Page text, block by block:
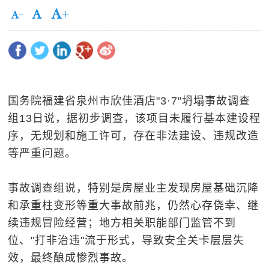
国务院福建省泉州市欣佳酒店"3·7"坍塌事故调查
组13日说，据初步调查，该项目未履行基本建设程
序，无规划和施工许可，存在非法建设、违规改造
等严重问题。
事故调查组说，特别是房屋业主发现房屋基础沉降
和承重柱变形等重大事故前兆，仍然心存侥幸、继
续违规冒险经营；地方相关职能部门监管不到
位、"打非治违"流于形式，导致安全关卡层层失
效，最终酿成惨烈事故。